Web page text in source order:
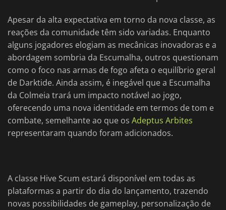
Apesar da alta expectativa em torno da nova classe, as
reações da comunidade têm sido variadas. Enquanto
alguns jogadores elogiam as mecânicas inovadoras e a
abordagem sombria da Escumalha, outros questionam
como o foco nas armas de fogo afeta o equilíbrio geral
de Darktide. Ainda assim, é inegável que a Escumalha
da Colmeia trará um impacto notável ao jogo,
oferecendo uma nova identidade em termos de tom e
combate, semelhante ao que os Adeptus Arbites
representaram quando foram adicionados.
A classe Hive Scum estará disponível em todas as
plataformas a partir do dia do lançamento, trazendo
novas possibilidades de gameplay, personalização de